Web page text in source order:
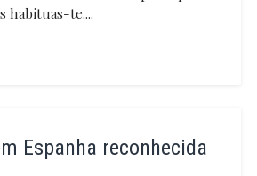
habituas-te....
Espanha reconhecida